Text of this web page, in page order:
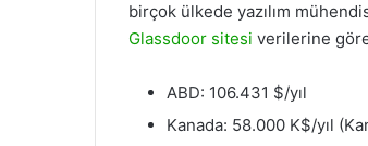
birçok ülkede yazılım
Glassdoor sitesi verilerine
ABD: 106.431 $/yıl
Kanada: 58.000 K$/yıl